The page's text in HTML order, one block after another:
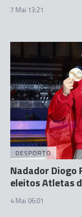
7 Mai 13:21
DESPORTO
Nadador
eleitos Atletas
4 Mai 06:01